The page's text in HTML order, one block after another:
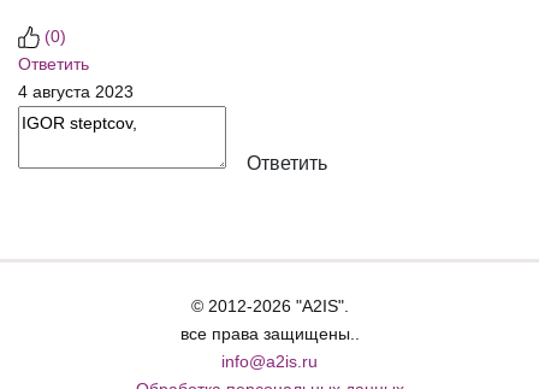
(0)
Ответить
4 августа 2023
Ответить
© 2012-2026 "A2IS".
все права защищены..
info@a2is.ru